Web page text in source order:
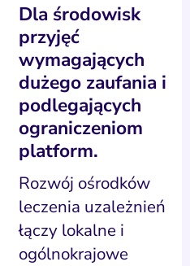
Dla środowisk
przyjęć
wymagających
dużego zaufania i
podlegających
ograniczeniom
platform.
Rozwój ośrodków
leczenia uzależnień
łączy lokalne i
ogólnokrajowe